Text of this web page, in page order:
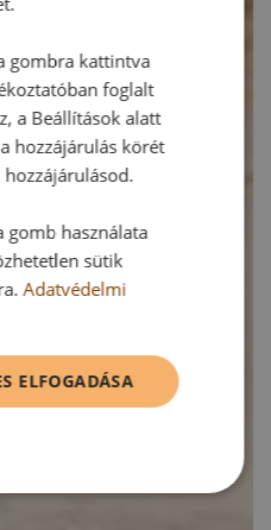
gombra kattintva
foglalt
a Beállítások alatt
hozzájárulás körét
gomb használata
sütik
Adatvédelmi
ELFOGADÁSA